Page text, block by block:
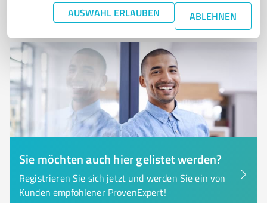
AUSWAHL ERLAUBEN ABLEHNEN
Nicht bewertet0
Sie möchten auch hier gelistet werden?
Registrieren Sie sich jetzt und werden Sie ein von
Kunden empfohlener ProvenExpert!